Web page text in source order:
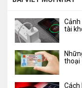
Cảnh
tài
thoại
Cách